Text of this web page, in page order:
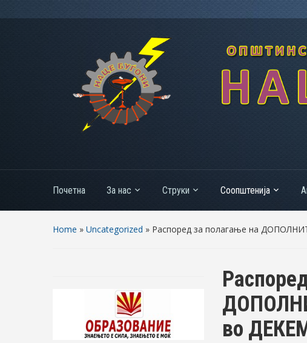
Почетна За нас Струки Соопштенија
Home » Uncategorized » Распоред за полагање на
во